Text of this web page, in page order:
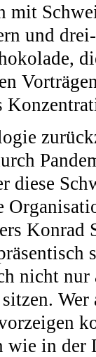
mit
und
diese
Konrad
nicht
wie in der